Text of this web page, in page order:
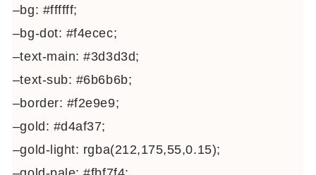
–bg: #ffffff;
–bg-dot: #f4ecec;
–text-main: #3d3d3d;
–text-sub: #6b6b6b;
–border: #f2e9e9;
–gold: #d4af37;
–gold-light: rgba(212,175,55,0.15);